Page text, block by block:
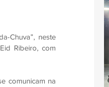
Chuva”, neste
Ribeiro, com
comunicam na